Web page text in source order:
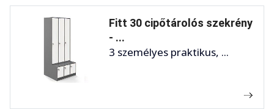
Fitt 30 cipőtárolós szekrény
- ...
3 személyes praktikus, ...